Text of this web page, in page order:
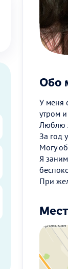
Обо
У меня
утром
Люблю
За год
Могу
Я
При